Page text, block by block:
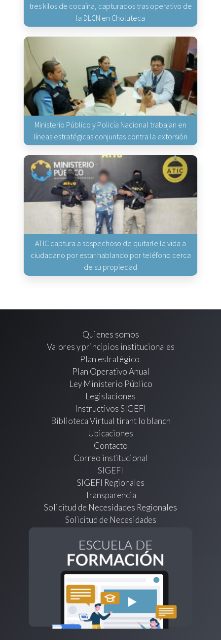
tres kilos de cocaína, capturados tras operativo de
la DLCN en Choluteca
Ministerio Público y Policía Nacional trabajan en
líneas estratégicas conjuntas contra la extorsión
ATIC captura a sospechoso de quitarle la vida a
ciudadano por estar hablando por teléfono cerca
de su propiedad
Quienes somos
Valores y principios institucionales
Plan estratégico
Plan Operativo Anual
Ley Ministerio Público
Legislaciones
Instructivos SIGEFI
Biblioteca Virtual tirant lo blanch
Ubicaciones
Contacto
Correo institucional
SIGEFI
SIGEFI Regionales
Transparencia
Solicitud de Necesidades Regionales
Solicitud de Necesidades